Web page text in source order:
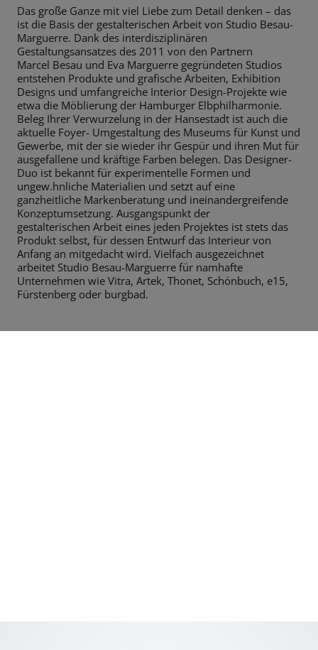
Das große Ganze mit viel Liebe zum Detail denken – das
ist die Basis der gestalterischen Arbeit von Studio Besau-
Marguerre. Dank des interdisziplinären
Gestaltungsansatzes des 2011 von den Partnern
Marcel Besau und Eva Marguerre gegründeten Studios
entstehen Produkte und grafische Arbeiten, Exhibition
Designs und umfangreiche Interior Design-Projekte wie
etwa die Möblierung der Hamburger Elbphilharmonie.
Beleg Ihrer Verwurzelung in der Hansestadt ist auch die
aktuelle Foyer- Umgestaltung des Museums für Kunst und
Gewerbe, mit der sie wieder ihr Gespür und ihren Mut für
ausgefallene und kräftige Farben belegen. Das Designer-
Duo ist bekannt für experimentelle Formen und
ungew.hnliche Materialien und setzt auf eine
ganzheitliche Markenberatung und ineinandergreifende
Konzeptumsetzung. Ausgangspunkt der
gestalterischen Arbeit eines jeden Projektes ist stets das
Produkt selbst, für dessen Entwurf das Interieur von
Anfang an mitgedacht wird. Vielfach ausgezeichnet
arbeitet Studio Besau-Marguerre für namhafte
Unternehmen wie Vitra, Artek, Thonet, Schönbuch, e15,
Fürstenberg oder burgbad.